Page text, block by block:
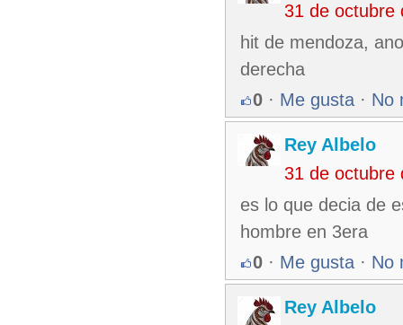
31 de octubre
hit de mendoza,
derecha
0 · Me gusta · No
Rey Albelo
31 de octubre
es lo que decia de
hombre en 3era
0 · Me gusta · No
Rey Albelo